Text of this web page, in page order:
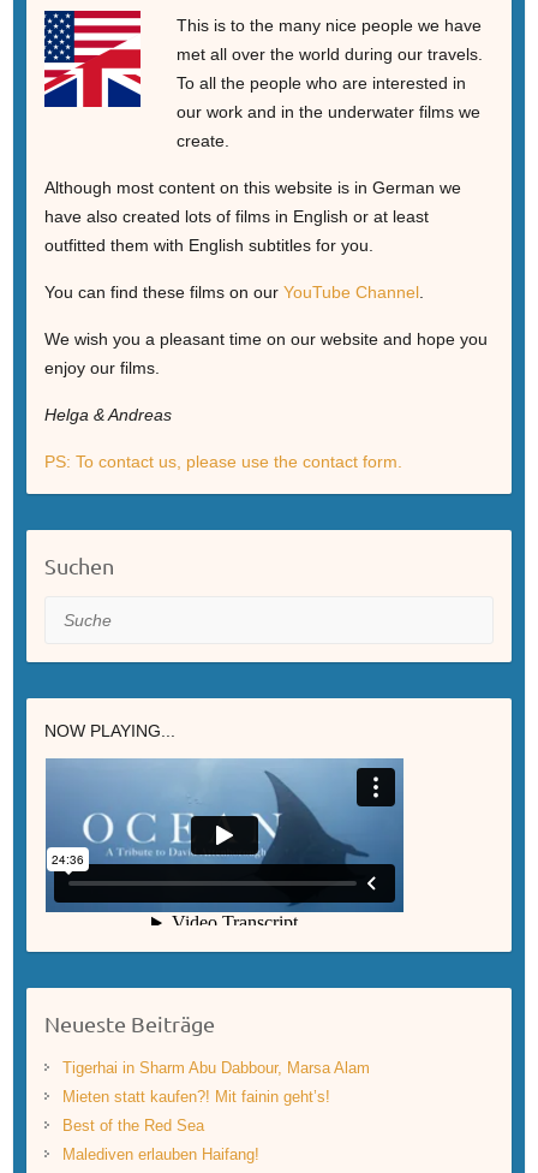
This is to the many nice people we have
met all over the world during our travels.
To all the people who are interested in
our work and in the underwater films we
create.
Although most content on this website is in German we
have also created lots of films in English or at least
outfitted them with English subtitles for you.
You can find these films on our YouTube Channel.
We wish you a pleasant time on our website and hope you
enjoy our films.
Helga & Andreas
PS: To contact us, please use the contact form.
Suchen
Suche
NOW PLAYING...
Neueste Beiträge
Tigerhai in Sharm Abu Dabbour, Marsa Alam
Mieten statt kaufen?! Mit fainin geht’s!
Best of the Red Sea
Malediven erlauben Haifang!